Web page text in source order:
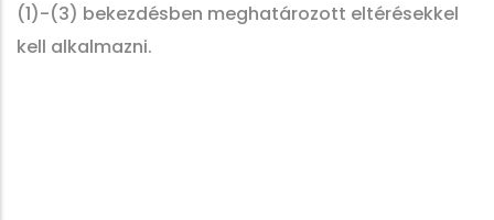
(1)-(3) bekezdésben meghatározott eltérésekkel
kell alkalmazni.